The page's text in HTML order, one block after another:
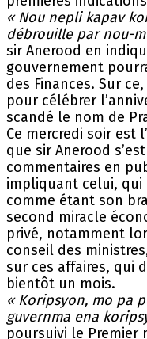
« Nou nepli kapav
débrouille par nou-
sir Anerood en
gouvernement
des Finances. Sur
pour célébrer
scandé le nom de
Ce mercredi soir est
que sir Anerood
commentaires en
impliquant celui, qui
comme étant son
second miracle
privé, notamment
conseil des
sur ces affaires, qui
bientôt un mois.
« Koripsyon, mo pa
guvernma ena
poursuivi le Premier